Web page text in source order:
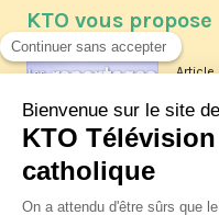
KTO vous propose
Article
Les
La